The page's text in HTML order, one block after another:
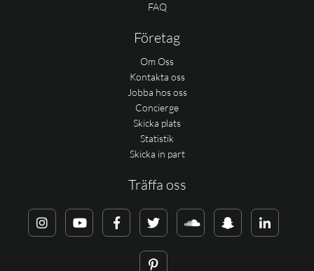
FAQ
Företag
Om Oss
Kontakta oss
Jobba hos oss
Concierge
Skicka plats
Statistik
Skicka in part
Träffa oss